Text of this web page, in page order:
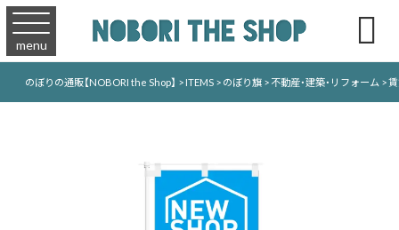
menu 
のぼりの通販【NOBORI the Shop】 >ITEMS>のぼり旗>不動産・建築・リフォーム>